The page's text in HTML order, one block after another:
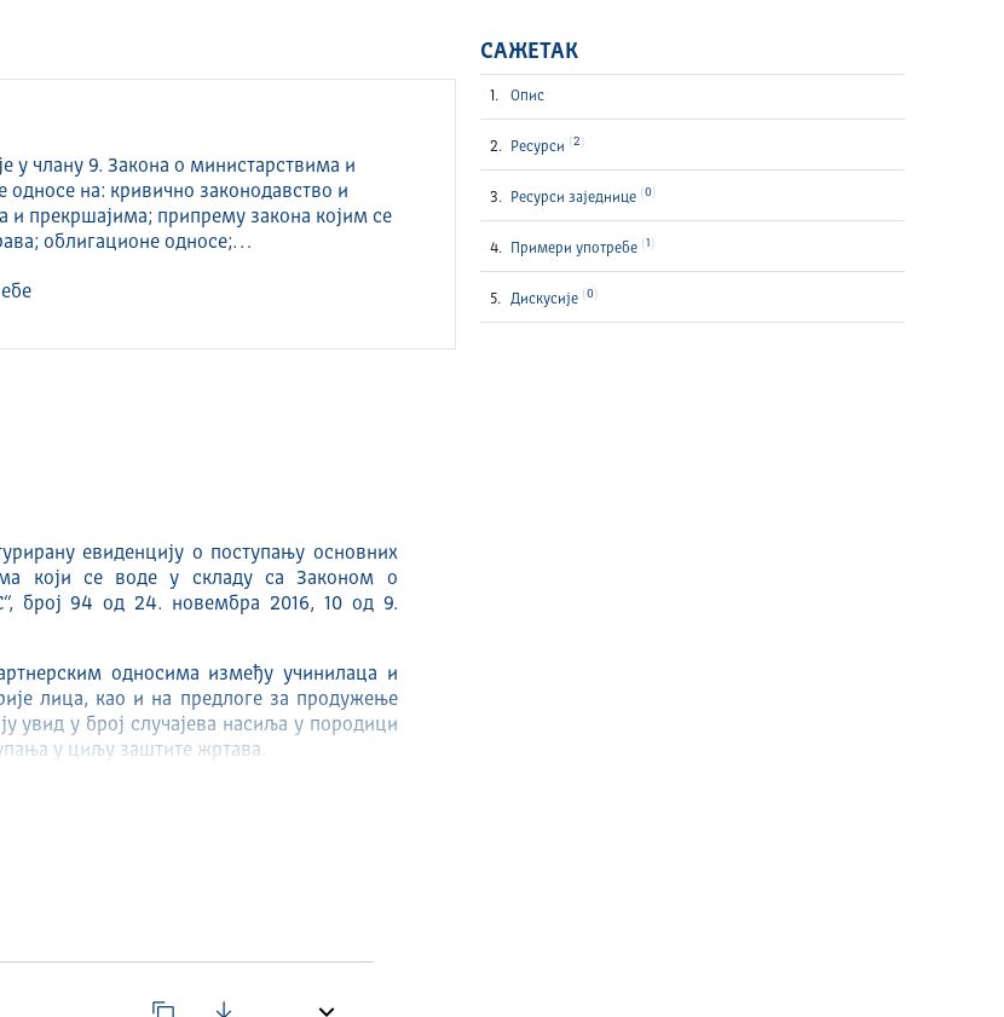
у члану 9. Закона о министарствима и
односе на: кривично законодавство и
и прекршајима; припрему закона којим се
облигационе односе;…
евиденцију о поступању основних
који се воде у складу са Законом о
број 94 од 24. новембра 2016, 10 од 9.
односима између учинилаца и
лица, као и на предлоге за продужење
увид у број случајева насиља у породици
у циљу заштите жртава.
јавних тужилаштава у Републици
тужилаштава, а обрада података се
САЖЕТАК
Опис
Ресурси 2
Ресурси заједнице 0
Примери употребе 1
Дискусије 0